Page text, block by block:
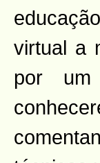
virtual a
por um